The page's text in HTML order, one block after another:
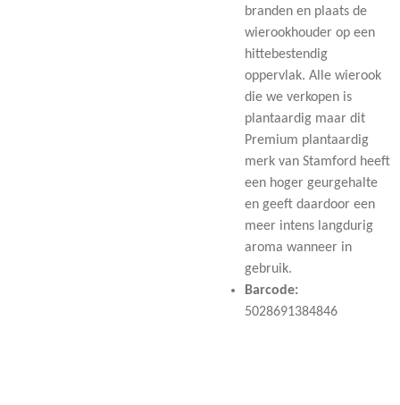
branden en plaats de
wierookhouder op een
hittebestendig
oppervlak. Alle wierook
die we verkopen is
plantaardig maar dit
Premium plantaardig
merk van Stamford heeft
een hoger geurgehalte
en geeft daardoor een
meer intens langdurig
aroma wanneer in
gebruik.
Barcode:
5028691384846